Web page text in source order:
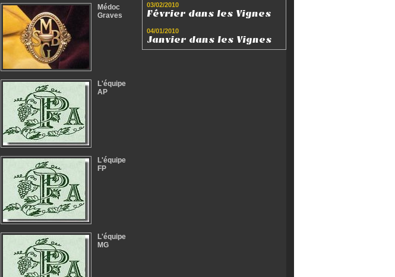
Médoc
Graves
L'équipe
AP
L'équipe
FP
L'équipe
MG
03/02/2010
Février dans les Vignes
04/01/2010
Janvier dans les Vignes